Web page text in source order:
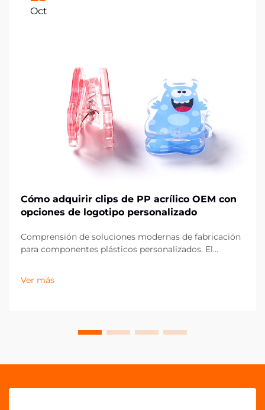
Oct
Cómo adquirir clips de PP acrílico OEM con
opciones de logotipo personalizado
Comprensión de soluciones modernas de fabricación
para componentes plásticos personalizados. El
significativamente, especialmente en el ámbito de los
componentes plásticos personalizados como los clips
Ver más